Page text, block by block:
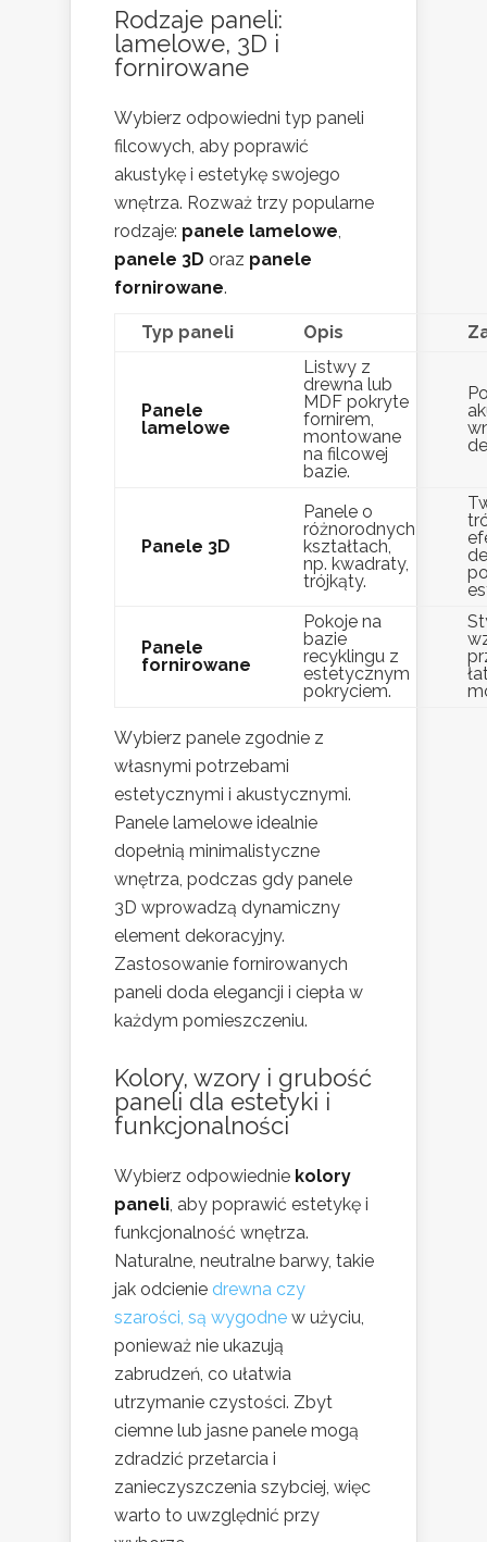
Rodzaje paneli:
lamelowe, 3D i
fornirowane
Wybierz odpowiedni typ paneli
filcowych, aby poprawić
akustykę i estetykę swojego
wnętrza. Rozważ trzy popularne
rodzaje: panele lamelowe,
panele 3D oraz panele
fornirowane.
Typ paneli Opis
Panele
lamelowe
Listwy z
drewna lub
MDF pokryte
fornirem,
montowane
na filcowej
bazie.
Panele 3D
Panele o
różnorodnych
kształtach,
np. kwadraty,
trójkąty.
Panele
fornirowane
Pokoje na
bazie
recyklingu z
estetycznym
pokryciem.
Wybierz panele zgodnie z
własnymi potrzebami
estetycznymi i akustycznymi.
Panele lamelowe idealnie
dopełnią minimalistyczne
wnętrza, podczas gdy panele
3D wprowadzą dynamiczny
element dekoracyjny.
Zastosowanie fornirowanych
paneli doda elegancji i ciepła w
każdym pomieszczeniu.
Kolory, wzory i grubość
paneli dla estetyki i
funkcjonalności
Wybierz odpowiednie kolory
paneli, aby poprawić estetykę i
funkcjonalność wnętrza.
Naturalne, neutralne barwy, takie
jak odcienie drewna czy
szarości, są wygodne w użyciu,
ponieważ nie ukazują
zabrudzeń, co ułatwia
utrzymanie czystości. Zbyt
ciemne lub jasne panele mogą
zdradzić przetarcia i
zanieczyszczenia szybciej, więc
warto to uwzględnić przy